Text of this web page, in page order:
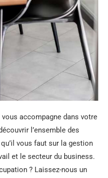
accompagne dans votre
l’ensemble des
vous faut sur la gestion
et le secteur du business.
? Laissez-nous un